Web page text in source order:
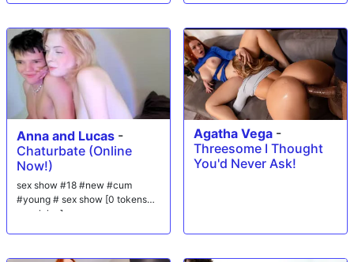
Anna and Lucas -
Chaturbate (Online
Now!)
sex show #18 #new #cum
#young # sex show [0 tokens
remaining]
Agatha Vega -
Threesome I Thought
You'd Never Ask!